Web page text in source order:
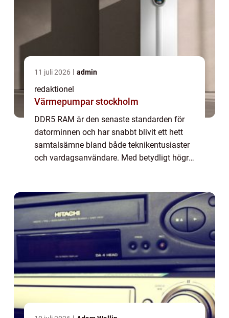
11 juli 2026 admin
redaktionel
Värmepumpar stockholm
DDR5 RAM är den senaste standarden för
datorminnen och har snabbt blivit ett hett
samtalsämne bland både teknikentusiaster
och vardagsanvändare. Med betydligt högre